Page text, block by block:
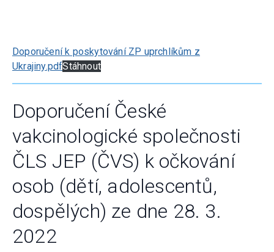
Doporučení k poskytování ZP uprchlíkům z
Ukrajiny.pdfStáhnout
Doporučení České
vakcinologické společnosti
ČLS JEP (ČVS) k očkování
osob (dětí, adolescentů,
dospělých) ze dne 28. 3.
2022